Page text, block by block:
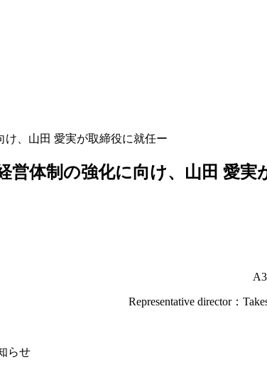
、山田 愛実が取締役に就任ー
体制の強化に向け、山田 愛実
Representative director：
らせ